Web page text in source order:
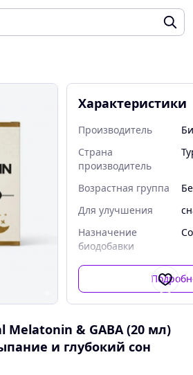
Характеристики
Производитель
Страна
производитель
Возрастная группа
Для улучшения
Назначение
биодобавки
Melatonin & GABA (20 мл)
и глубокий сон